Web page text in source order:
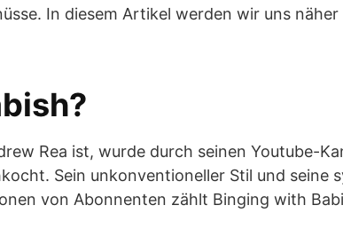
In diesem Artikel werden wir uns
Rea ist, wurde durch seinen Youtube-
Sein unkonventioneller Stil und seine
von Abonnenten zählt Binging with